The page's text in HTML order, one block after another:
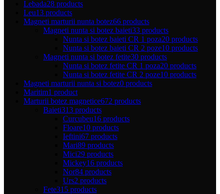
Lebada28 products
Leu13 products
Magneti marturii nunta botez66 products
Magneti nunta si botez baieti33 products
Nunta si botez baieti CR 1 poza20 products
Nunta si botez baieti CR 2 poze10 products
Magneti nunta si botez fetite30 products
Nunta si botez fetite CR 1 poza20 products
Nunta si botez fetite CR 2 poze10 products
Magneti marturii nunta si botez0 products
Maritim1 product
Marturii botez magnetice672 products
Baieti313 products
Curcubeu16 products
Floare10 products
Ieftini67 products
Mari89 products
Mici29 products
Mickey16 products
Nor84 products
Urs2 products
Fete315 products